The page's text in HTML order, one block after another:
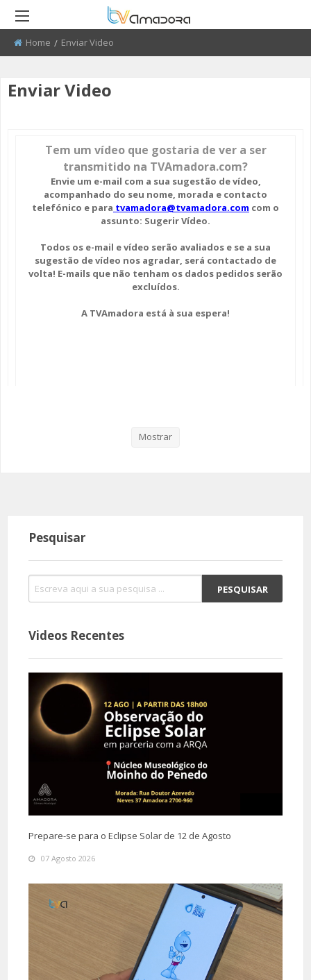
RETROCEDER
ATUALIDADE
EDUCAÇÃO
DESPORTO
REPORTAGEM
DIRETOS
RETROCEDER
ROTEIRO DO PATRIMÓNIO
EL CHAVAL
UMA VISITA À MESTRE
CONVERSAS NA NOSSA TERRA
JARDINS
AMADORA COM + SAÚDE
+ COZINHA
VEMOS OUVIMOS E LEMOS
RETROCEDER
FARMÁCIAS
CONTATOS ÚTEIS
RETROCEDER
FIBDA 2008 - 2010
FIBDA 2013
FIBDA 2014
FIBDA 2015
AMADORA BD 2015
AMADORA BD 2016
AMADORA BD 2017
RETROCEDER
50 ANOS DO GRUPO CORAL
ALENTEJANO SFRAA
O SONHO DA LIBERDADE
CENTENARIO DA REPUBLICA
RETROCEDER
QUEM SOMOS
PROCURA-SE
SUGERIR REPORTAGEM
ENVIAR VIDEO
Home Current:
Enviar Video
Enviar Video
Tem um vídeo que gostaria de ver a ser
transmitido na TVAmadora.com?
Envie um e-mail com a sua sugestão de vídeo,
acompanhado do seu nome, morada e contacto
telefónico e para tvamadora@tvamadora.com com o
assunto: Sugerir Vídeo.
Todos os e-mail e vídeo serão avaliados e se a sua
sugestão de vídeo nos agradar, será contactado de
volta! E-mails que não tenham os dados pedidos serão
excluídos.
A TVAmadora está à sua espera!
Mostrar
Pesquisar
Videos Recentes
Prepare-se para o Eclipse Solar de 12 de Agosto
07 Agosto 2026